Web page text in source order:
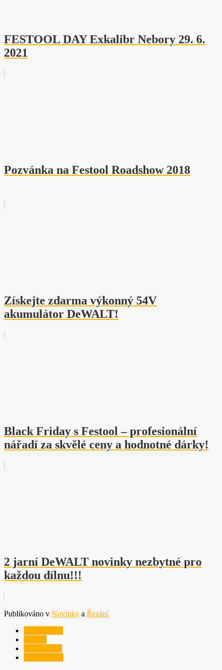
FESTOOL DAY Exkalibr Nebory 29. 6.
2021
Pozvánka na Festool Roadshow 2018
Získejte zdarma výkonný 54V
akumulátor DeWALT!
Black Friday s Festool – profesionální
nářadí za skvělé ceny a hodnotné dárky!
2 jarní DeWALT novinky nezbytné pro
každou dílnu!!!
Publikováno v Novinky a Řezání